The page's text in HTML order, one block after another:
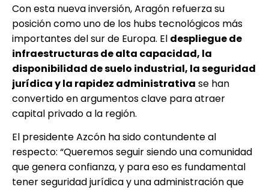
Con esta nueva inversión, Aragón refuerza su
posición como uno de los hubs tecnológicos más
importantes del sur de Europa. El despliegue de
infraestructuras de alta capacidad, la
disponibilidad de suelo industrial, la seguridad
jurídica y la rapidez administrativa se han
convertido en argumentos clave para atraer
capital privado a la región.
El presidente Azcón ha sido contundente al
respecto: “Queremos seguir siendo una comunidad
que genera confianza, y para eso es fundamental
tener seguridad jurídica y una administración que